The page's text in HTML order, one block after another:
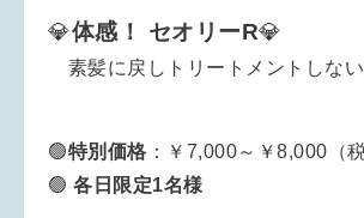
💎体感！ セオリーR💎
素髪に戻しトリートメントしない
🟢特別 価格 ：￥7,000～￥8,000（税
🟢 各日限定1名様